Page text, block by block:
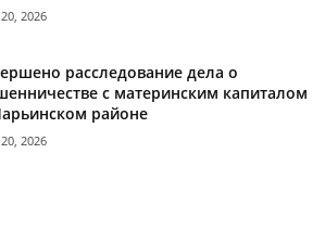
2026
расследование дела о
с материнским капиталом
районе
2026